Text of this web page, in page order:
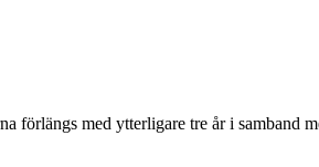
förlängs med ytterligare tre år i samband